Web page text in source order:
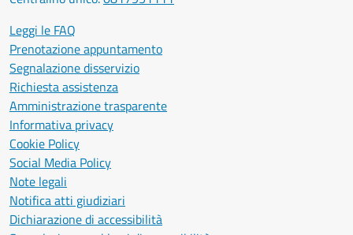
Leggi le FAQ
Prenotazione appuntamento
Segnalazione disservizio
Richiesta assistenza
Amministrazione trasparente
Informativa privacy
Cookie Policy
Social Media Policy
Note legali
Notifica atti giudiziari
Dichiarazione di accessibilità